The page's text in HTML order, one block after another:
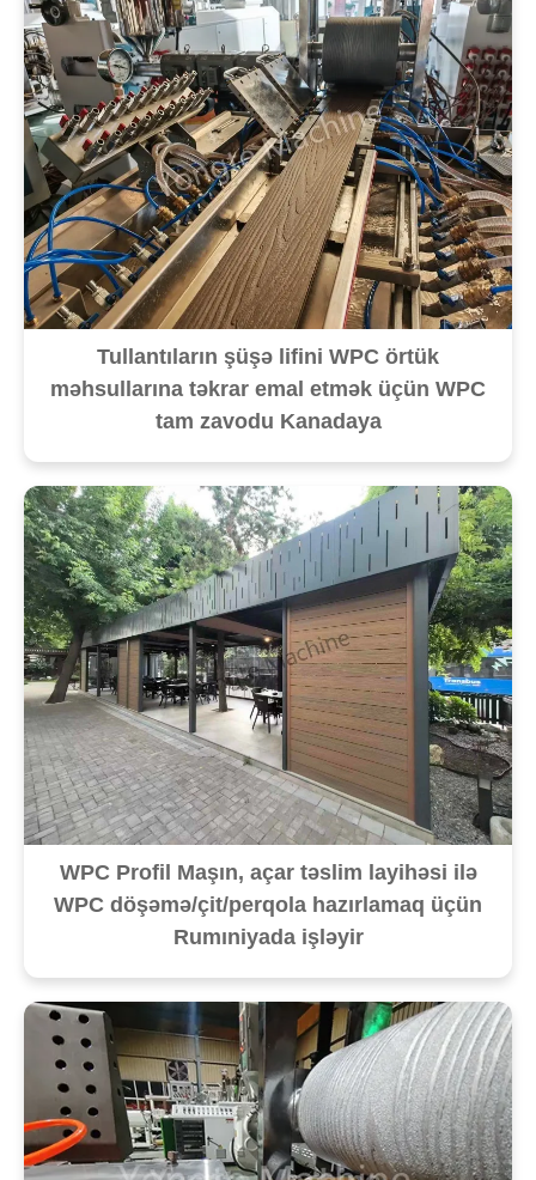
Tullantıların şüşə lifini WPC örtük
məhsullarına təkrar emal etmək üçün WPC
tam zavodu Kanadaya
WPC Profil Maşın, açar təslim layihəsi ilə
WPC döşəmə/çit/perqola hazırlamaq üçün
Rumıniyada işləyir